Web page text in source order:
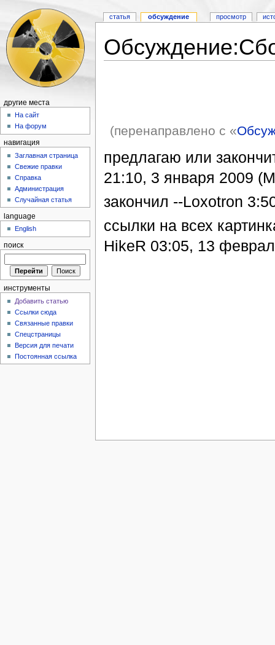
(перенаправлено с «
предлагаю или
21:10, 3 января 2009
закончил --Loxotron
ссылки на всех
HikeR 03:05, 13
статья обсуждение просмотр
другие места
На сайт
На форум
навигация
Заглавная страница
Свежие правки
Справка
Администрация
Случайная статья
language
English
поиск
инструменты
Добавить статью
Ссылки сюда
Связанные правки
Спецстраницы
Версия для печати
Постоянная ссылка